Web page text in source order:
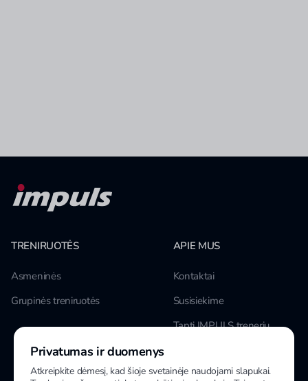
TRENIRUOTĖS
Asmeninės
Grupinės treniruotės
APIE MUS
Kontaktai
Susisiekime
Tapti IMPULS treneriu
Privatumas ir duomenys
Atkreipkite dėmesį, kad šioje svetainėje naudojami slapukai.